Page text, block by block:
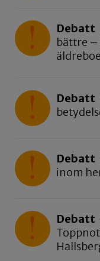
Debatt
bättre –
Debatt
Debatt
inom
Debatt